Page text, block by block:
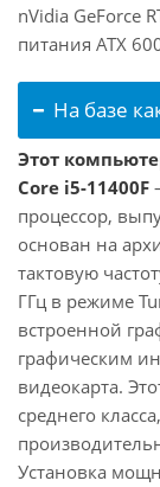
nVidia GeForce
питания ATX
На базе
Этот
Core i5-11400F
процессор,
основан на
тактовую
ГГц в режиме
встроенной
графическим
видеокарта.
среднего
Установка